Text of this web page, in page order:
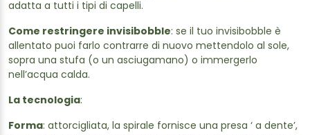
adatta a tutti i tipi di capelli.
Come restringere invisibobble: se il tuo invisibobble è
allentato puoi farlo contrarre di nuovo mettendolo al sole,
sopra una stufa (o un asciugamano) o immergerlo
nell’acqua calda.
La tecnologia:
Forma: attorcigliata, la spirale fornisce una presa ‘ a dente’,